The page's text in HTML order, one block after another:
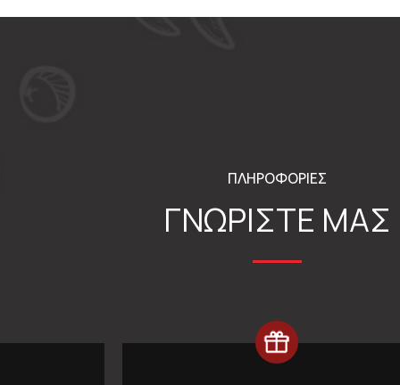
ΠΛΗΡΟΦΟΡΙΕΣ
ΓΝΩΡΙΣΤΕ ΜΑΣ